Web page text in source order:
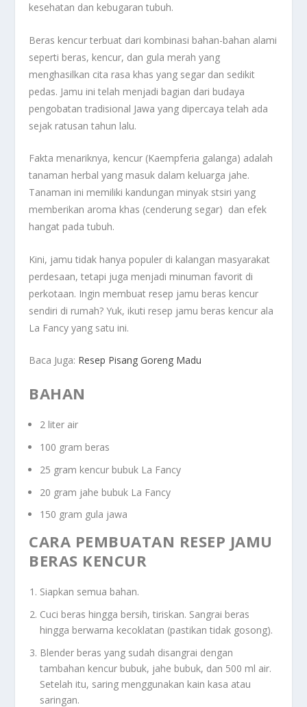
kesehatan dan kebugaran tubuh.
Beras kencur terbuat dari kombinasi bahan-bahan alami
seperti beras, kencur, dan gula merah yang
menghasilkan cita rasa khas yang segar dan sedikit
pedas. Jamu ini telah menjadi bagian dari budaya
pengobatan tradisional Jawa yang dipercaya telah ada
sejak ratusan tahun lalu.
Fakta menariknya, kencur (Kaempferia galanga) adalah
tanaman herbal yang masuk dalam keluarga jahe.
Tanaman ini memiliki kandungan minyak stsiri yang
memberikan aroma khas (cenderung segar) dan efek
hangat pada tubuh.
Kini, jamu tidak hanya populer di kalangan masyarakat
perdesaan, tetapi juga menjadi minuman favorit di
perkotaan. Ingin membuat resep jamu beras kencur
sendiri di rumah? Yuk, ikuti resep jamu beras kencur ala
La Fancy yang satu ini.
Baca Juga: Resep Pisang Goreng Madu
BAHAN
2 liter air
100 gram beras
25 gram kencur bubuk La Fancy
20 gram jahe bubuk La Fancy
150 gram gula jawa
CARA PEMBUATAN RESEP JAMU
BERAS KENCUR
Siapkan semua bahan.
Cuci beras hingga bersih, tiriskan. Sangrai beras
hingga berwarna kecoklatan (pastikan tidak gosong).
Blender beras yang sudah disangrai dengan
tambahan kencur bubuk, jahe bubuk, dan 500 ml air.
Setelah itu, saring menggunakan kain kasa atau
saringan.